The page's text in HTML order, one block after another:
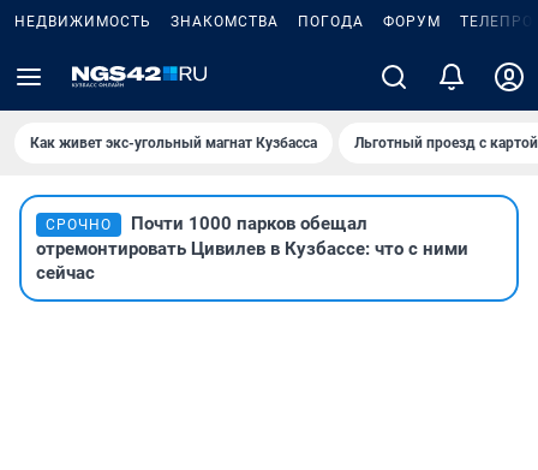
НЕДВИЖИМОСТЬ ЗНАКОМСТВА ПОГОДА ФОРУМ
Как живет экс-угольный магнат Кузбасса Льготный проезд с
СРОЧНО
Почти 1000 парков обещал
отремонтировать Цивилев в Кузбассе: что с ними
сейчас